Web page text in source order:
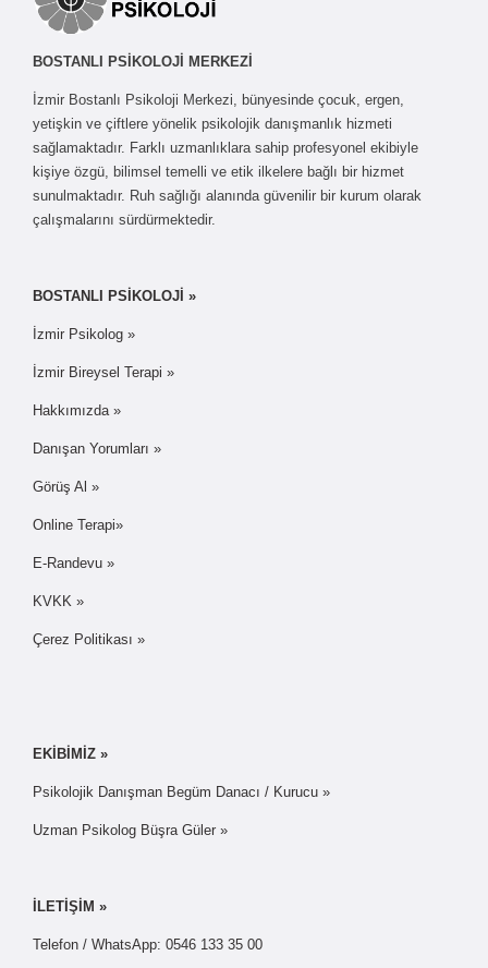
BOSTANLI PSİKOLOJİ MERKEZİ
İzmir Bostanlı Psikoloji Merkezi, bünyesinde çocuk, ergen,
yetişkin ve çiftlere yönelik psikolojik danışmanlık hizmeti
sağlamaktadır. Farklı uzmanlıklara sahip profesyonel ekibiyle
kişiye özgü, bilimsel temelli ve etik ilkelere bağlı bir hizmet
sunulmaktadır. Ruh sağlığı alanında güvenilir bir kurum olarak
çalışmalarını sürdürmektedir.
BOSTANLI PSİKOLOJİ »
İzmir Psikolog »
İzmir Bireysel Terapi »
Hakkımızda »
Danışan Yorumları »
Görüş Al »
Online Terapi»
E-Randevu »
KVKK »
Çerez Politikası »
EKİBİMİZ »
Psikolojik Danışman Begüm Danacı / Kurucu »
Uzman Psikolog Büşra Güler »
İLETİŞİM »
Telefon / WhatsApp: 0546 133 35 00